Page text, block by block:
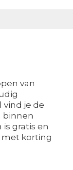
van
vind je de
binnen
gratis en
met korting